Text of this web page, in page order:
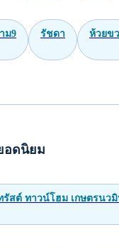
ม9 รัชดา ห้วยข
อดนิยม
รัสต์ ทาวน์โฮม เกษตรนว